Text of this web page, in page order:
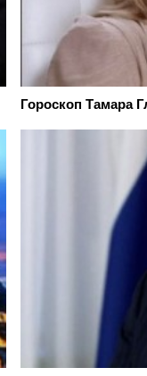
Гороскоп Тамара